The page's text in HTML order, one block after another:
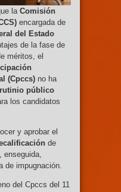
la Comisión
encargada de
del Estado
de la fase de
méritos, el
(Cpccs) no ha
público
los candidatos
y aprobar el
de
de impugnación.
del Cpccs del 11